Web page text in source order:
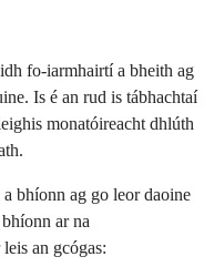
fo-iarmhairtí a bheith ag
Is é an rud is tábhachtaí
monatóireacht dhlúth
bhíonn ag go leor daoine
ar na
an gcógas: